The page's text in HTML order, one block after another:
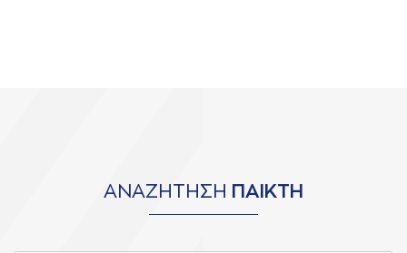
ΑΝΑΖΗΤΗΣΗ ΠΑΙΚΤΗ